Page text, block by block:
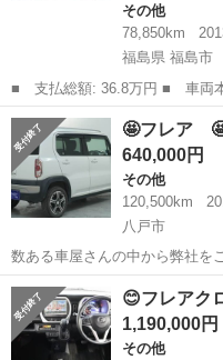
その他
78,850km
福島県 福島市
■ 支払総額: 36.8万円 ■ 車両本体価格： 300,000 円 ■ メーカー
名： マツダ ■ 車種名： フ
（車検２年）走行７．８万ｋ
ｅｔｏｏｔｈ...
福島 福島市
🤩フレア
640,000円
その他
120,500km
八戸市
数ある車屋さんの中から弊社を
オトロン盛岡店と申します✨
て、2024年4月1日にオープンしました❤️‍🔥 今年は
し...
青森 八戸市
😊フレアク
1,190,000円
その他